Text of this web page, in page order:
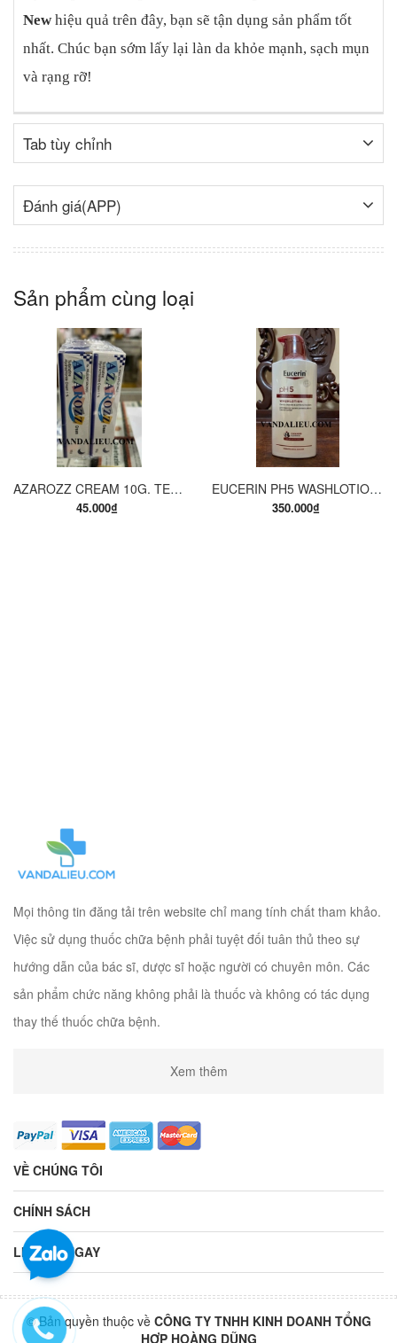
New hiệu quả trên đây, bạn sẽ tận dụng sản phẩm tốt
nhất. Chúc bạn sớm lấy lại làn da khỏe mạnh, sạch mụn
và rạng rỡ!
Tab tùy chỉnh
Đánh giá(APP)
Sản phẩm cùng loại
AZAROZZ CREAM 10G. TERBINAFINE 1%. THUỐC TRỊ NẤM DA CHÂN, NẤM DA ĐÙI, NẤM DA THÂN, LANG BEN...
45.000₫
EUCERIN PH5 WASHLOTION 400ML. SỮA TẮM DẠNG GEL CHO DA NHẠY CẢM.
350.000₫
Mọi thông tin đăng tải trên website chỉ mang tính chất tham khảo.
Việc sử dụng thuốc chữa bệnh phải tuyệt đối tuân thủ theo sự
hướng dẫn của bác sĩ, dược sĩ hoặc người có chuyên môn. Các
sản phẩm chức năng không phải là thuốc và không có tác dụng
thay thế thuốc chữa bệnh.
Xem thêm
VỀ CHÚNG TÔI
CHÍNH SÁCH
LIÊN HỆ NGAY
© Bản quyền thuộc về CÔNG TY TNHH KINH DOANH TỔNG
HỢP HOÀNG DŨNG